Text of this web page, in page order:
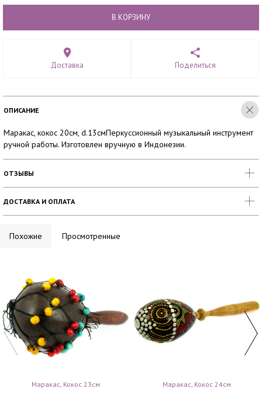
В КОРЗИНУ
Доставка Поделиться
ОПИСАНИЕ
Маракас, кокос 20см, d.13смПеркуссионный музыкальный инструмент
ручной работы. Изготовлен вручную в Индонезии.
ОТЗЫВЫ
ДОСТАВКА И ОПЛАТА
Похожие Просмотренные
Маракас, Кокос 23см Маракас, Кокос 24см